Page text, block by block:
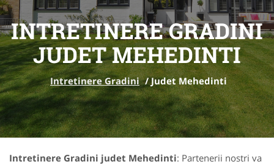
INTRETINERE GRADINI
JUDET MEHEDINTI
Intretinere Gradini /Judet Mehedinti
Intretinere Gradini judet Mehedinti: Partenerii nostri va